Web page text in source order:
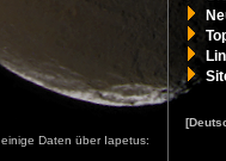
einige Daten über Iapetus: